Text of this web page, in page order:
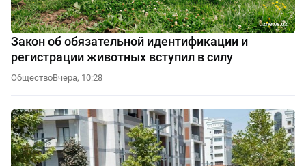
Закон об обязательной идентификации и
регистрации животных вступил в силу
ОбществоВчера, 10:28